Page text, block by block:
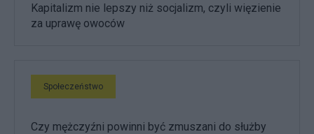
Kapitalizm nie lepszy niż socjalizm, czyli więzienie
za uprawę owoców
Społeczeństwo
Czy mężczyźni powinni być zmuszani do służby